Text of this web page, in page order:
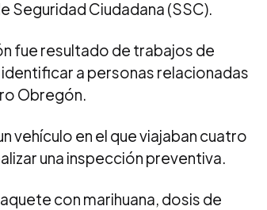
Seguridad Ciudadana (SSC).
fue resultado de trabajos de
a personas relacionadas
Obregón.
vehículo en el que viajaban cuatro
una inspección preventiva.
con marihuana, dosis de